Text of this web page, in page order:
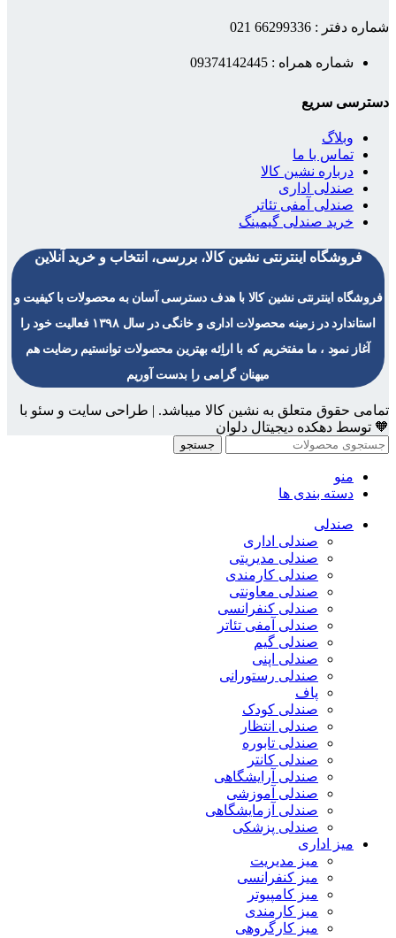
شماره دفتر : 66299336 021
شماره همراه : 09374142445
دسترسی سریع
وبلاگ
تماس با ما
درباره نشین کالا
صندلی اداری
صندلی آمفی تئاتر
خرید صندلی گیمینگ
فروشگاه اینترنتی نشین کالا، بررسی، انتخاب و خرید آنلاین
فروشگاه اینترنتی نشین کالا با هدف دسترسی آسان به محصولات با کیفیت و
استاندارد در زمینه محصولات اداری و خانگی در سال ۱۳۹۸ فعالیت خود را
آغاز نمود ، ما مفتخریم که با اراِئه بهترین محصولات توانستیم رضایت هم
میهنان گرامی را بدست آوریم
تمامی حقوق متعلق به نشین کالا میباشد. | طراحی سایت و سئو با
🧡 توسط دهکده دیجیتال دلوان
جستجو
منو
دسته بندی ها
صندلی
صندلی اداری
صندلی مدیریتی
صندلی کارمندی
صندلی معاونتی
صندلی کنفرانسی
صندلی آمفی تئاتر
صندلی گیم
صندلی اپنی
صندلی رستورانی
پاف
صندلی کودک
صندلی انتظار
صندلی تابوره
صندلی کانتر
صندلی آرایشگاهی
صندلی آموزشی
صندلی آزمایشگاهی
صندلی پزشکی
میز اداری
میز مدیریت
میز کنفرانسی
میز کامپیوتر
میز کارمندی
میز کارگروهی